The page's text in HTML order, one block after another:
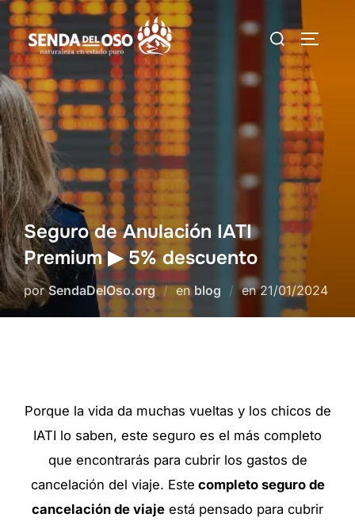
Saltar
al
contenido
Buscar:
Seguro de Anulación IATI
Premium ▶ 5% descuento
porSendaDelOso.org enblog enPublicado
21/01/2024
Porque la vida da muchas vueltas y los chicos de
IATI lo saben, este seguro es el más completo
que encontrarás para cubrir los gastos de
cancelación del viaje. Este completo seguro de
cancelación de viaje está pensado para cubrir